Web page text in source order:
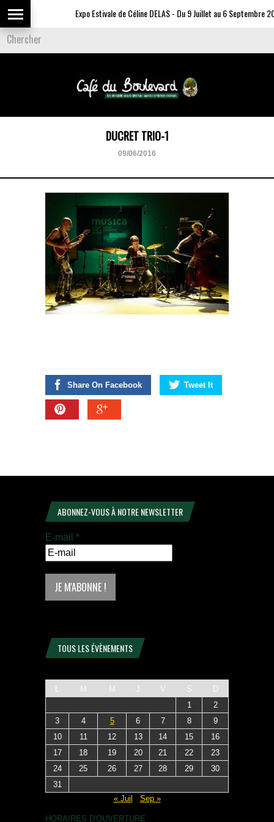
Expo Estivale de Céline DELAS - Du 9 Juillet au 6 Septembre
DUCRET TRIO-1
09/06/2016
Share On Facebook Tweet It
ABONNEZ-VOUS À NOTRE NEWSLETTER
E-mail *
TOUS LES ÉVÈNEMENTS
L M M J V S
D
1
2
3
4 5 6 7 8
9
10
11 12 13 14 15
16
17
18 19 20 21 22
23
24
25 26 27 28 29
30
31
« Juil
Sep »
HORAIRES D'OUVERTURE